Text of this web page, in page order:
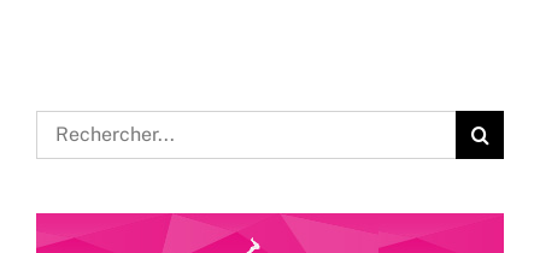
Rechercher: